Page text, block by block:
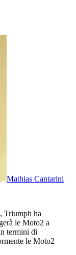
Mathias Cantarini
Triumph ha
le Moto2 a
termini di
le Moto2